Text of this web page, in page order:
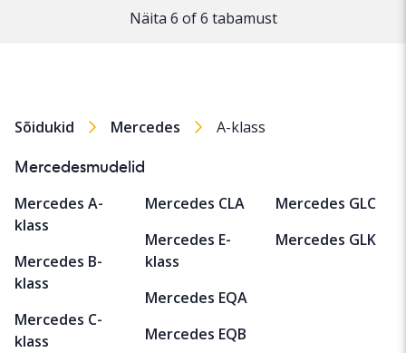
Näita 6 of 6 tabamust
Sõidukid Mercedes A-klass
Mercedesmudelid
Mercedes A-
klass
Mercedes B-
klass
Mercedes C-
klass
Mercedes CLA
Mercedes E-
klass
Mercedes EQA
Mercedes EQB
Mercedes GLC
Mercedes GLK